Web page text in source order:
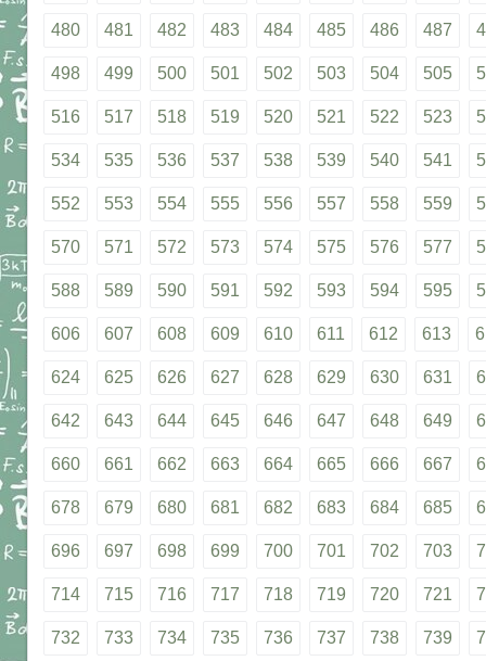
480 481 482 483 484 485 486 487
498 499 500 501 502 503 504 505
516 517 518 519 520 521 522 523
534 535 536 537 538 539 540 541
552 553 554 555 556 557 558 559
570 571 572 573 574 575 576 577
588 589 590 591 592 593 594 595
606 607 608 609 610 611 612 613
624 625 626 627 628 629 630 631
642 643 644 645 646 647 648 649
660 661 662 663 664 665 666 667
678 679 680 681 682 683 684 685
696 697 698 699 700 701 702 703
714 715 716 717 718 719 720 721
732 733 734 735 736 737 738 739